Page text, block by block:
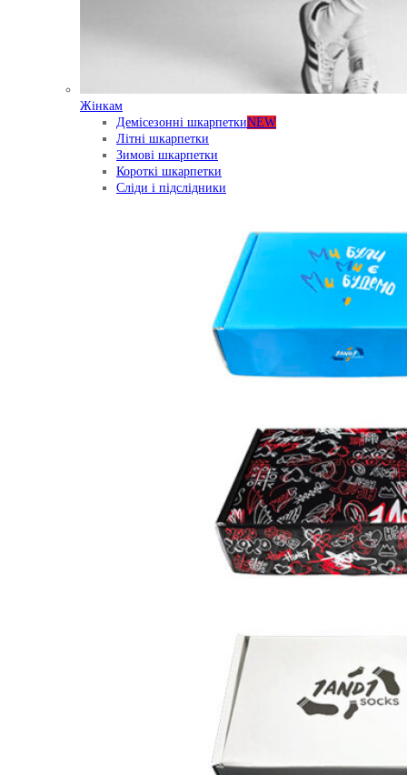
Жінкам
Демісезонні шкарпеткиNEW
Літні шкарпетки
Зимові шкарпетки
Короткі шкарпетки
Сліди і підслідники